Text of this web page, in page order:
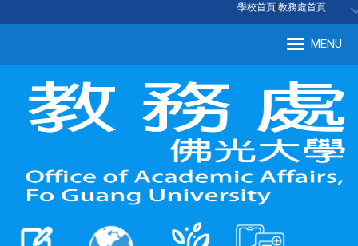
學校首頁 教務處首頁
MENU